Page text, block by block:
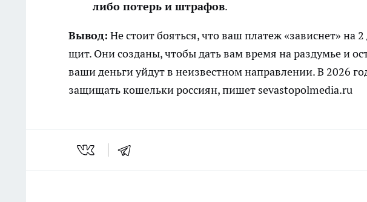
либо потерь и штрафов.
Вывод: Не стоит бояться, что ваш платеж «зависнет»
щит. Они созданы, чтобы дать вам время на раздумье и
ваши деньги уйдут в неизвестном направлении. В 2026
защищать кошельки россиян, пишет sevastopolmedia.ru